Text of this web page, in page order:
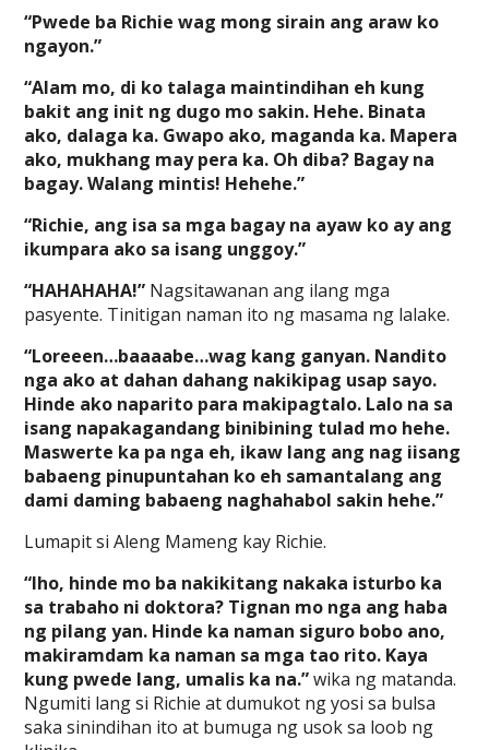
“Pwede ba Richie wag mong sirain ang araw ko
ngayon.”
“Alam mo, di ko talaga maintindihan eh kung
bakit ang init ng dugo mo sakin. Hehe. Binata
ako, dalaga ka. Gwapo ako, maganda ka. Mapera
ako, mukhang may pera ka. Oh diba? Bagay na
bagay. Walang mintis! Hehehe.”
“Richie, ang isa sa mga bagay na ayaw ko ay ang
ikumpara ako sa isang unggoy.”
“HAHAHAHA!” Nagsitawanan ang ilang mga
pasyente. Tinitigan naman ito ng masama ng lalake.
“Loreeen…baaaabe…wag kang ganyan. Nandito
nga ako at dahan dahang nakikipag usap sayo.
Hinde ako naparito para makipagtalo. Lalo na sa
isang napakagandang binibining tulad mo hehe.
Maswerte ka pa nga eh, ikaw lang ang nag iisang
babaeng pinupuntahan ko eh samantalang ang
dami daming babaeng naghahabol sakin hehe.”
Lumapit si Aleng Mameng kay Richie.
“Iho, hinde mo ba nakikitang nakaka isturbo ka
sa trabaho ni doktora? Tignan mo nga ang haba
ng pilang yan. Hinde ka naman siguro bobo ano,
makiramdam ka naman sa mga tao rito. Kaya
kung pwede lang, umalis ka na.”wika ng matanda.
Ngumiti lang si Richie at dumukot ng yosi sa bulsa
saka sinindihan ito at bumuga ng usok sa loob ng